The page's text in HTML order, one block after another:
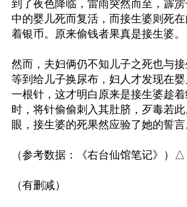
到了夜色降临，雷雨突然而至，霹
中的婴儿死而复活，而接生婆则死
着银币。原来偷钱者果真是接生婆。
然而，夫妇俩仍不知儿子之死也与接
等到给儿子换尿布，妇人才发现在
一根针，这才明白原来是接生婆趁
时，将针偷偷刺入其肚脐，歹毒若
眼，接生婆的死果然应验了她的誓言
（参考数据：《右台仙馆笔记》）△